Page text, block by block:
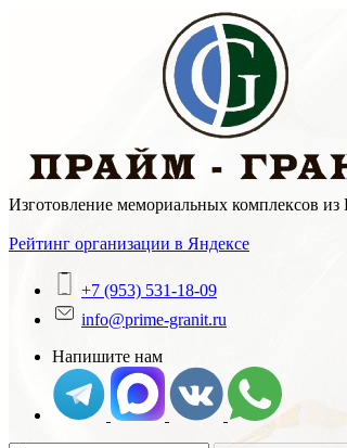
Изготовление мемориальных комплексов из
Рейтинг организации в Яндексе
+7 (953) 531-18-09
info@prime-granit.ru
Напишите нам